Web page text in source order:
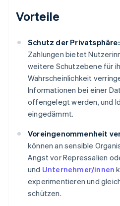
Vorteile
Schutz der Privatsphäre:
Zahlungen bietet
weitere Schutzebene für
Wahrscheinlichkeit
Informationen bei einer
offengelegt werden, und
eingedämmt.
Voreingenommenheit
können an sensible
Angst vor Repressalien
und Unternehmer/innen
experimentieren und
schützen.